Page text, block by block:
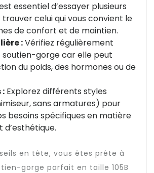
essentiel d’essayer plusieurs
celui qui vous convient le
de confort et de maintien.
:Vérifiez régulièrement
gorge car elle peut
du poids, des hormones ou de
: Explorez différents styles
sans armatures) pour
besoins spécifiques en matière
en tête, vous êtes prête à
gorge parfait en taille 105B